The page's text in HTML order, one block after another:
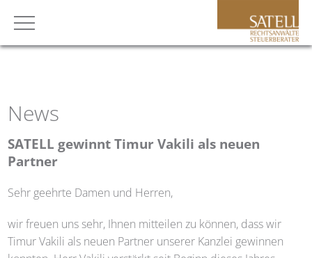
News
SATELL gewinnt Timur Vakili als neuen
Partner
Sehr geehrte Damen und Herren,
wir freuen uns sehr, Ihnen mitteilen zu können, dass wir
Timur Vakili als neuen Partner unserer Kanzlei gewinnen